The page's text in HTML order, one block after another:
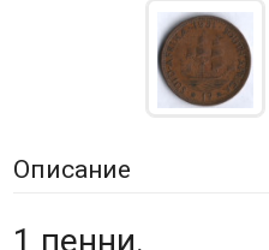
Описание
1 пенни.